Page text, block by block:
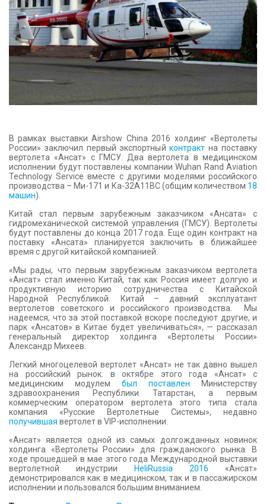
КОНТАКТЫ
В рамках выставки Airshow China 2016 холдинг «Вертолеты
России» заключил первый экспортныйконтракт на поставку
вертолета «Ансат» с ГМСУ. Два вертолета в медицинском
исполнении будут поставлены компании Wuhan Rand Aviation
Technology Service вместе с другими моделями российского
производства – Ми-171 и Ка-32A11BC (общим количеством 18
машин).
Китай стал первым зарубежным заказчиком «Ансата» с
гидромеханической системой управления (ГМСУ). Вертолеты
будут поставлены до конца 2017 года. Еще один контракт на
поставку «Ансата» планируется заключить в ближайшее
время с другой китайской компанией.
«Мы рады, что первым зарубежным заказчиком вертолета
«Ансат» стал именно Китай, так как Россия имеет долгую и
продуктивную историю сотрудничества с Китайской
Народной Республикой. Китай – давний эксплуатант
вертолетов советского и российского производства. Мы
надеемся, что за этой поставкой вскоре последуют другие, и
парк «Ансатов» в Китае будет увеличиваться», — рассказал
генеральный директор холдинга «Вертолеты России»
Александр Михеев.
Легкий многоцелевой вертолет «Ансат» не так давно вышел
на российский рынок: в октябре этого года «Ансат» с
медицинским модулем был поставлен Министерству
здравоохранения Республики Татарстан, а первым
коммерческим оператором вертолета этого типа стала
компания «Русские Вертолетные Системы», недавно
получившая вертолет в VIP-исполнении.
«Ансат» является одной из самых долгожданных новинок
холдинга «Вертолеты России» для гражданского рынка. В
ходе прошедшей в мае этого года Международной выставки
вертолетной индустрии HeliRussia 2016 «Ансат»
демонстрировался как в медицинском, так и в пассажирском
исполнении и пользовался большим вниманием.